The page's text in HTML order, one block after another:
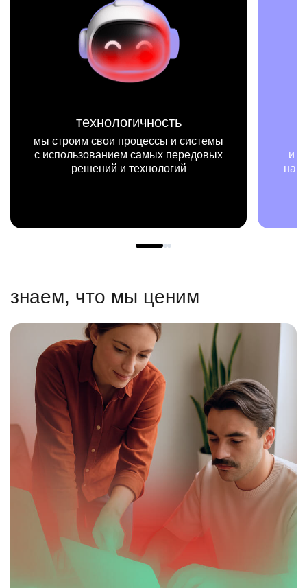
технологичность
строим свои процессы и системы
использованием самых передовых
решений и технологий
и
нашей
знаем, что мы ценим